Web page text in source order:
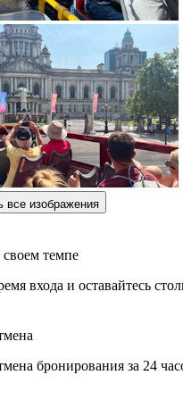
все изображения
темпе
входа и оставайтесь
бронирования за 24